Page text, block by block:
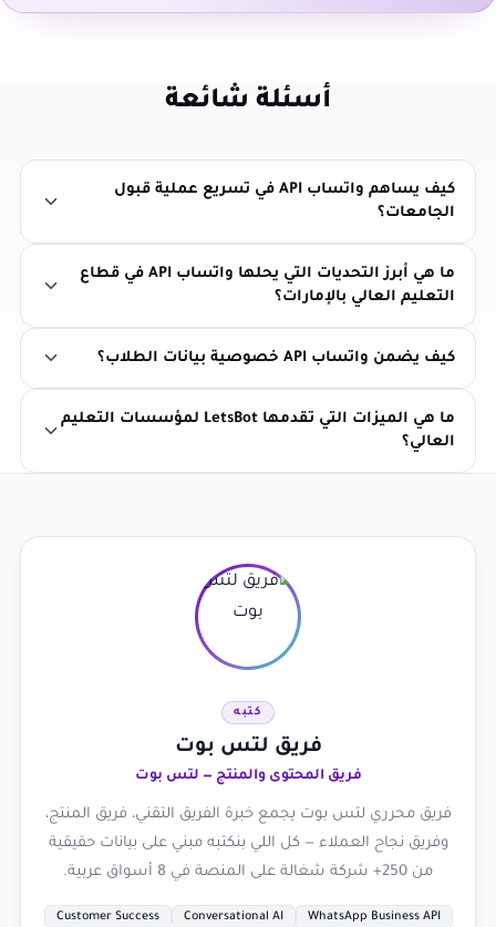
أسئلة شائعة
كيف يساهم واتساب API في تسريع عملية قبول
الجامعات؟
ما هي أبرز التحديات التي يحلها واتساب API في قطاع
التعليم العالي بالإمارات؟
كيف يضمن واتساب API خصوصية بيانات الطلاب؟
ما هي الميزات التي تقدمها LetsBot لمؤسسات التعليم
العالي؟
كتبه
فريق لتس بوت
فريق المحتوى والمنتج — لتس بوت
فريق محرري لتس بوت يجمع خبرة الفريق التقني، فريق المنتج،
وفريق نجاح العملاء — كل اللي بنكتبه مبني على بيانات حقيقية
من 250+ شركة شغالة على المنصة في 8 أسواق عربية.
WhatsApp Business API
Conversational AI
Customer Success